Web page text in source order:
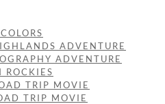
ADVENTURE
ADVENTURE
ROCKIES
TRIP MOVIE
TRIP MOVIE